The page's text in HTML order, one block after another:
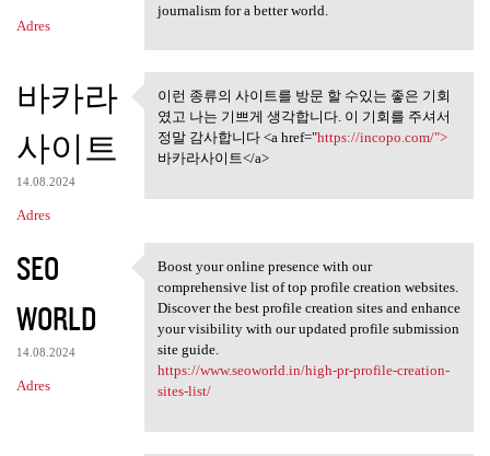
Adres
journalism for a better world.
바카라
사이트
14.08.2024
Adres
이런 종류의 사이트를 방문 할 수
있는 좋은 기회 였고
이런 종류의 사이트를 방문 할 수있는 좋은 기회
였고 나는 기쁘게 생각합니다. 이 기회를 주셔서
정말 감사합니다 <a href="https://incopo.com/">
바카라사이트</a>
SEO
WORLD
14.08.2024
Adres
Boost your online presence
Boost your online presence with our
comprehensive list of top profile creation websites.
Discover the best profile creation sites and enhance
your visibility with our updated profile submission
site guide.
https://www.seoworld.in/high-pr-profile-creation-
sites-list/